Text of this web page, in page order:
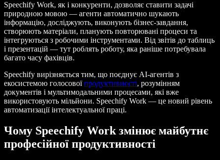
Speechify Work, як і конкуренти, дозволяє ставити задачі
природною мовою — агенти автоматично шукають
інформацію, досліджують, виконують бізнес-завдання,
створюють матеріали, планують повторювані процеси та
інтегруються з робочими інструментами. Від звітів до таблиць
і презентацій — тут роблять роботу, яка раніше потребувала
багато часу фахівців.
Speechify вирізняється тим, що поєднує AI-агентів з
екосистемою голосовоїпродуктивності, розумінням
документів і мультимодальними процесами, які вже
використовують мільйони. Speechify Work — це новий рівень
автоматизації інтелектуальної праці.
Чому Speechify Work змінює майбутнє
професійної продуктивності